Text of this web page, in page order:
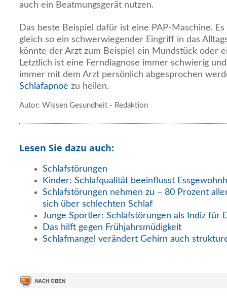
auch ein Beatmungsgerät nutzen.
Das beste Beispiel dafür ist eine PAP-Maschine.
gleich so ein schwerwiegender Eingriff in das
könnte der Arzt zum Beispiel ein Mundstück oder
Letztlich ist eine Ferndiagnose immer schwierig
immer mit dem Arzt persönlich abgesprochen
Schlafapnoe zu heilen.
Autor: Wissen Gesundheit - Redaktion
Lesen Sie dazu auch:
Schlafstörungen
Kinder: Schlafqualität beeinflusst
Schlafstörungen nehmen zu – 80 Prozent
sich über schlechten Schlaf
Junge Sportler: Schlafstörungen als Indiz für
Das hilft gegen Frühjahrsmüdigkeit
Schlafmangel verändert Gehirn auch